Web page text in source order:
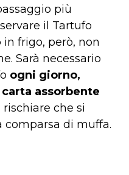
più
il Tartufo
in frigo, però, non
Sarà necessario
ogni giorno,
assorbente
rischiare che si
comparsa di muffa.